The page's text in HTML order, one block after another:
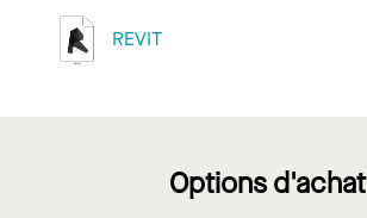
REVIT
Options d'achat